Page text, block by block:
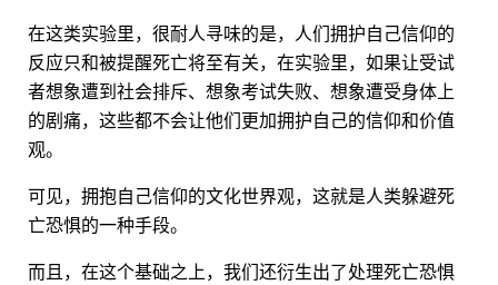
在这类实验里，很耐人寻味的是，人们拥护自己信仰的
反应只和被提醒死亡将至有关，在实验里，如果让受试
者想象遭到社会排斥、想象考试失败、想象遭受身体上
的剧痛，这些都不会让他们更加拥护自己的信仰和价值
观。
可见，拥抱自己信仰的文化世界观，这就是人类躲避死
亡恐惧的一种手段。
而且，在这个基础之上，我们还衍生出了处理死亡恐惧